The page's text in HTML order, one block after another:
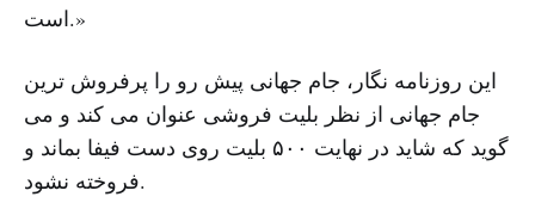
است.»
این روزنامه نگار، جام جهانی پیش رو را پرفروش ترین
جام جهانی از نظر بلیت فروشی عنوان می کند و می
گوید که شاید در نهایت ۵۰۰ بلیت روی دست فیفا بماند و
فروخته نشود.